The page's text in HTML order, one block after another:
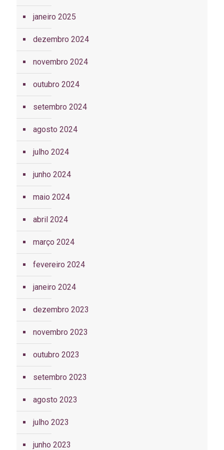
janeiro 2025
dezembro 2024
novembro 2024
outubro 2024
setembro 2024
agosto 2024
julho 2024
junho 2024
maio 2024
abril 2024
março 2024
fevereiro 2024
janeiro 2024
dezembro 2023
novembro 2023
outubro 2023
setembro 2023
agosto 2023
julho 2023
junho 2023